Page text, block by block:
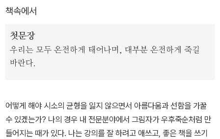
화, 괴테의 <파우스트>, 남미와 동유럽의 민속신앙, 중세의 마녀사냥
하며 그림자의 존재와 의미를 탐구한다.
제2차 세계대전, 홀로코스트 등 인간 역사의 어두운 장은 타인에게
책을 그림자와 연관지어 분석한 내용 등도 흥미롭다.
책속에서
첫문장
우리는 모두 온전하게 태어나며, 대부분 온전하게 죽길
바란다.
어떻게 해야 시소의 균형을 잃지 않으면서 아름다움과 선함을 가꿀
수 있겠는가? 나의 경우 내 전문분야에서 그림자가 우후죽순처럼 만
들어지는 때가 있다. 나는 강의를 잘 하려고 애쓰고, 좋은 책을 쓰기